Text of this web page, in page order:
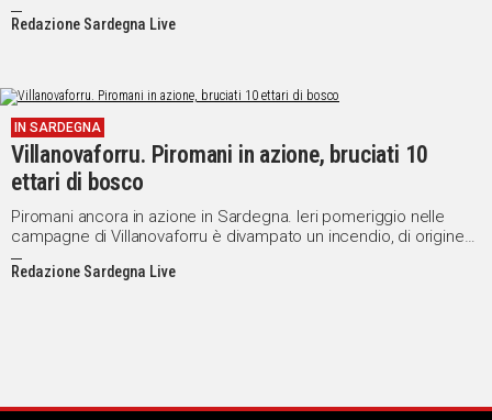
MONDO
EVENTI
STORIE
VIDEO
Vai
Redazione Sardegna Live
IN SARDEGNA
Villanovaforru. Piromani in azione, bruciati 10
ettari di bosco
Piromani ancora in azione in Sardegna. Ieri pomeriggio nelle
campagne di Villanovaforru è divampato un incendio, di origine
dolosa, che ha distrutto 10 ettari di bosco.
Redazione Sardegna Live